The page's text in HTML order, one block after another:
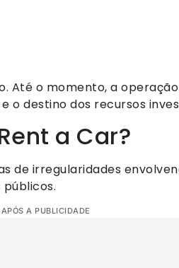
Até o momento, a
o destino dos recursos
a Car?
de irregularidades
A PUBLICIDADE